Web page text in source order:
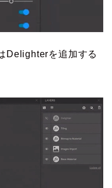
Delighterを追加する